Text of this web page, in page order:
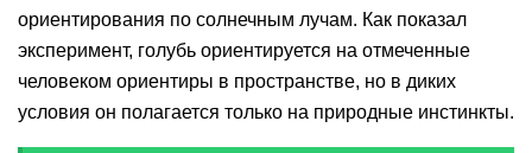
ориентирования по солнечным лучам. Как показал
эксперимент, голубь ориентируется на отмеченные
человеком ориентиры в пространстве, но в диких
условия он полагается только на природные инстинкты.